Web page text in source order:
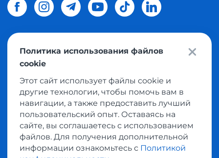
© 2026 Meest Shoppingдоставка покупок с интернет
магазинов мира в Украину.
Политика конфиденциальности
Публичная оферта
Условия пользования сервисом выкупа товаров
Политика использования файлов
cookie
Этот сайт использует файлы cookie и
другие технологии, чтобы помочь вам в
навигации, а также предоставить лучший
пользовательский опыт. Оставаясь на
сайте, вы соглашаетесь с использованием
файлов. Для получения дополнительной
информации ознакомьтесь с Политикой